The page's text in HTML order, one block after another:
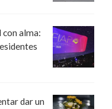
alma:
dar un